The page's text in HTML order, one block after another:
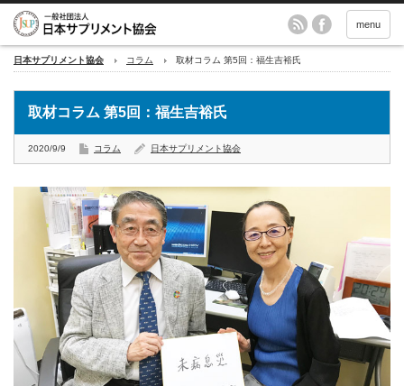
menu
日本サプリメント協会 コラム 取材コラム 第5回：福生吉裕氏
取材コラム 第5回：福生吉裕氏
2020/9/9 コラム 日本サプリメント協会